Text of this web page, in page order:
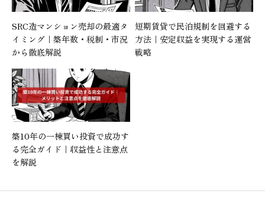
SRC造マンション売却の最適タ
イミング｜築年数・税制・市況
から徹底解説
短期賃貸で民泊規制を回避する
方法｜安定収益を実現する運営
戦略
築10年の一棟買い投資で成功す
る完全ガイド｜収益性と注意点
を解説